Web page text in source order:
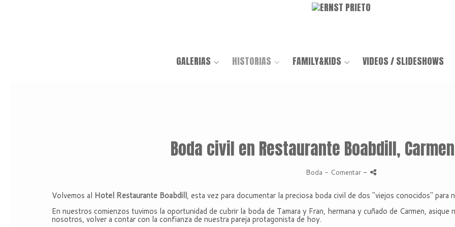
GALERIAS HISTORIAS FAMILY&KIDS VIDEOS / SLIDESHOWS
Boda civil en Restaurante Boabdill,
Boda - Comentar -
Volvemos al Hotel Restaurante Boabdill, esta vez para documentar la preciosa boda civil de dos "viejos conocidos"
En nuestros comienzos tuvimos la oportunidad de cubrir la boda de Tamara y Fran, hermana y cuñado de Carmen,
nosotros, volver a contar con la confianza de nuestra pareja protagonista de hoy.